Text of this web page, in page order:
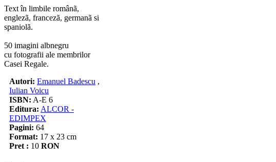
Text în limbile românã,
englezã, francezã, germanã si
spaniolã.
50 imagini albnegru
cu fotografii ale membrilor
Casei Regale.
Autori: Emanuel Badescu ,
Iulian Voicu
ISBN: A-E 6
Editura: ALCOR -
EDIMPEX
Pagini: 64
Format: 17 x 23 cm
Pret : 10 RON